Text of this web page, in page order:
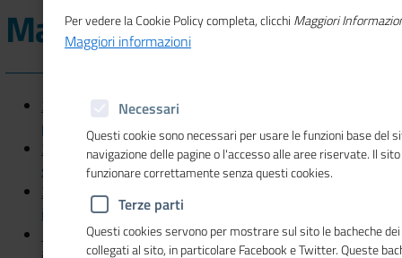
Marzo 2021
24/03/2021 - Il Sole 24 ORE - Recovery: 1,3 milioni di
posti green
22/03/2021 - Rai 1 TG1 Economia - Imprenditoria
straniera, dati Unioncamere-Infocamere
21/03/2021 - Il Messaggero - Imprese, una su dieci è di
immigrati
15/03/2021 - Corriere della Sera - Lavoro
Per vedere la Cookie Policy completa, clicchi Maggiori
Maggiori informazioni
Necessari
Questi cookie sono necessari per usare le funzioni base del
navigazione delle pagine o l'accesso alle aree riservate. Il
funzionare correttamente senza questi cookies.
Terze parti
Questi cookies servono per mostrare sul sito le bacheche
collegati al sito, in particolare Facebook e Twitter. Queste